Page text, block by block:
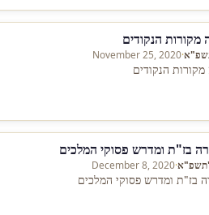
·
November 25, 2020
·
December 8, 2020